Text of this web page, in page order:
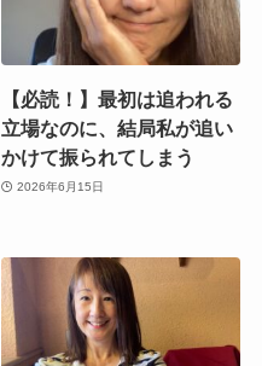
【必読！】最初は追われる
立場なのに、結局私が追い
かけて振られてしまう
2026年6月15日